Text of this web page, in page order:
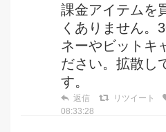
課金アイテムを
くありません。
ネーやビットキ
ださい。拡散し
す。
返信 リツイート
08:33:28